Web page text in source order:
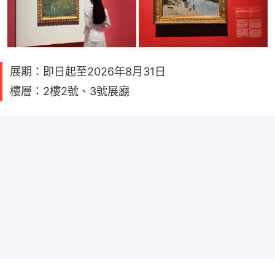
展期：即日起至2026年8月31日
樓層：2樓2號、3號展廳